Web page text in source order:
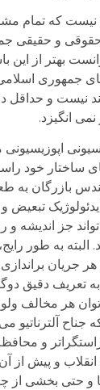
نیست که تمام
حقوقی و حقیقی
بهتر از این
جمهوری
نیست و حداقل
انگیزد.
اپوزیسیونی
ساختار خود
بازرگان
تبعیض
جز اندیشه و
البته به طور
جریان
تعریف دقیق
هر مخالف
جناح آلترناتیو
و
و پیش از
و حتی بخشی از